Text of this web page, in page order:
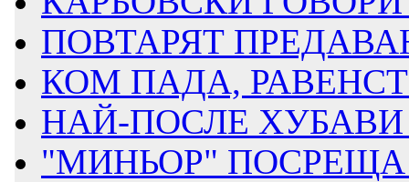
ПОВТАРЯТ
КОМ ПАДА,
НАЙ-ПОСЛЕ ХУБАВИ
"МИНЬОР" ПОСРЕЩА